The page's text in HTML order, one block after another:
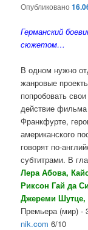
Опубликовано
Германский
сюжетом…
В одном нужно
жанровые
попробовать
действие
Франкфурте,
американского
говорят по-
субтитрами. В
Лера Абова,
Риксон Гай да
Джереми Шутце,
Премьера (мир) -
nik.com 6/10